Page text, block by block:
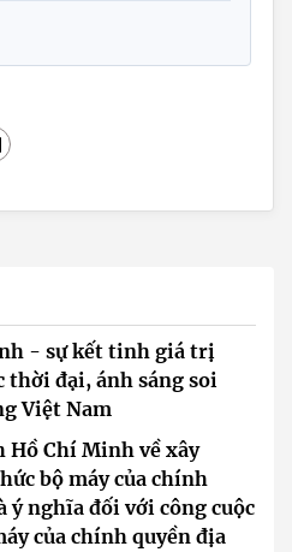
- sự kết tinh giá trị
thời đại, ánh sáng soi
Việt Nam
Hồ Chí Minh về xây
bộ máy của chính
ý nghĩa đối với công cuộc
của chính quyền địa